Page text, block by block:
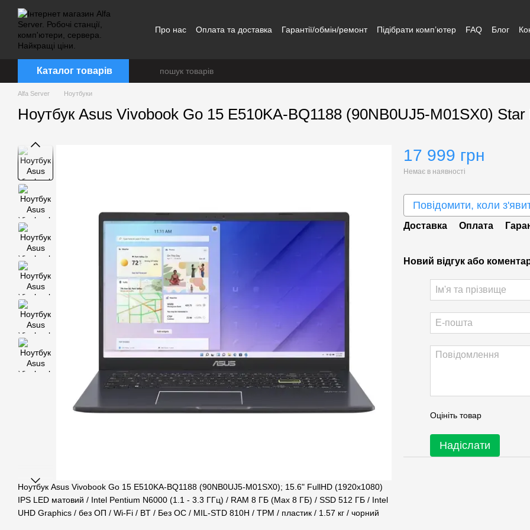
Перейти до основного контенту
Про нас Оплата та доставка Гарантії/обмін/ремонт Підібрати комп’ютер FAQ Блог
Каталог товарів
Alfa Server Ноутбуки
Ноутбук Asus Vivobook Go 15 E510KA-BQ1188 (90NB0UJ5-M01SX0) Star
Ноутбук Asus Vivobook Go 15 E510KA-BQ1188 (90NB0UJ5-M01SX0); 15.6" FullHD (1920x1080)
IPS LED матовий / Intel Pentium N6000 (1.1 - 3.3 ГГц) / RAM 8 ГБ (Max 8 ГБ) / SSD 512 ГБ / Intel
UHD Graphics / без ОП / Wi-Fi / BT / Без ОС / MIL-STD 810H / TPM / пластик / 1.57 кг / чорний
17 999 грн
Немає в наявності
Повідомити, коли
Доставка Оплата
Новий відгук або
Оцініть товар
Надіслати